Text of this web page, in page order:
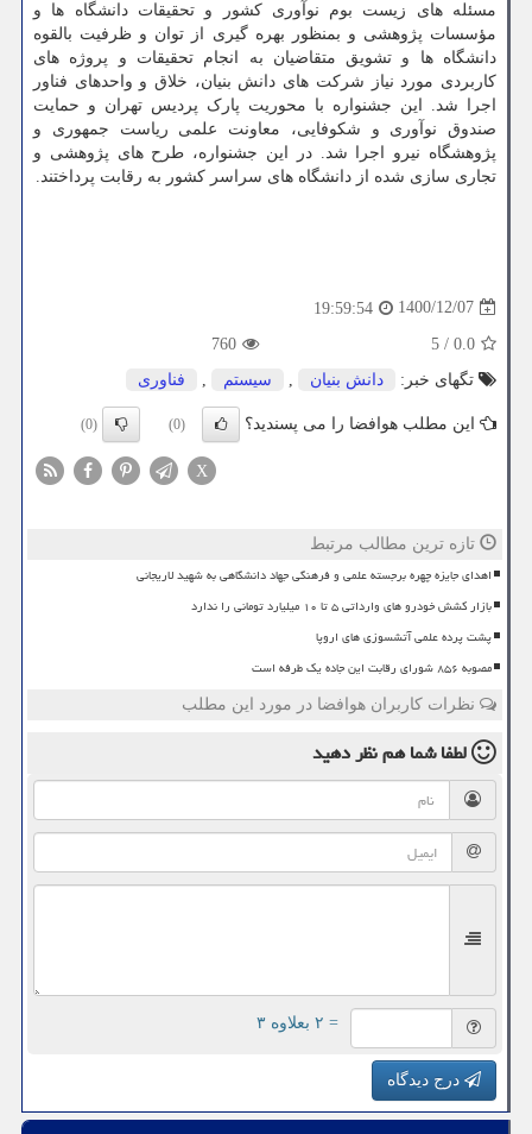
مسئله های زیست بوم نوآوری کشور و تحقیقات دانشگاه ها و
مؤسسات پژوهشی و بمنظور بهره گیری از توان و ظرفیت بالقوه
دانشگاه ها و تشویق متقاضیان به انجام تحقیقات و پروژه های
کاربردی مورد نیاز شرکت های دانش بنیان، خلاق و واحدهای فناور
اجرا شد. این جشنواره با محوریت پارک پردیس تهران و حمایت
صندوق نوآوری و شکوفایی، معاونت علمی ریاست جمهوری و
پژوهشگاه نیرو اجرا شد. در این جشنواره، طرح های پژوهشی و
تجاری سازی شده از دانشگاه های سراسر کشور به رقابت پرداختند.
1400/12/07
19:59:54
0.0
/
5
760
تگهای خبر:
دانش بنیان , سیستم , فناوری
این مطلب هوافضا را می پسندید؟ (0)
(0)
X
تازه ترین مطالب مرتبط
اهدای جایزه چهره برجسته علمی و فرهنگی جهاد دانشگاهی به شهید لاریجانی
بازار کشش خودرو های وارداتی ۵ تا ۱۰ میلیارد تومانی را ندارد
پشت پرده علمی آتشسوزی های اروپا
مصوبه ۸۵۶ شورای رقابت این جاده یک طرفه است
نظرات کاربران هوافضا در مورد این مطلب
لطفا شما همنظر دهید
= ۲ بعلاوه ۳
درج دیدگاه